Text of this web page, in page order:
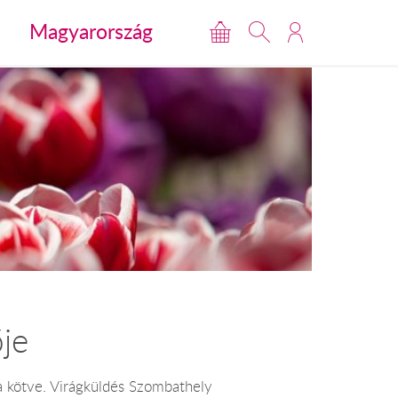
Magyarország
Virágküldés Szombathely